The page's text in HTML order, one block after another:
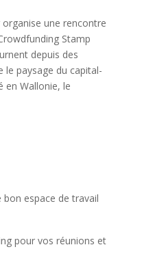
une rencontre
Stamp
depuis des
le paysage du capital-
en Wallonie, le
espace de travail
pour vos réunions et